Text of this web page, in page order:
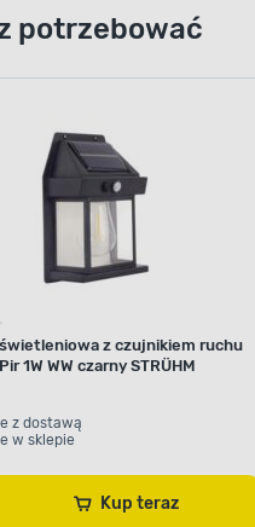
potrzebować
z czujnikiem ruchu
1W WW czarny STRÜHM
z dostawą
w sklepie
Kup teraz